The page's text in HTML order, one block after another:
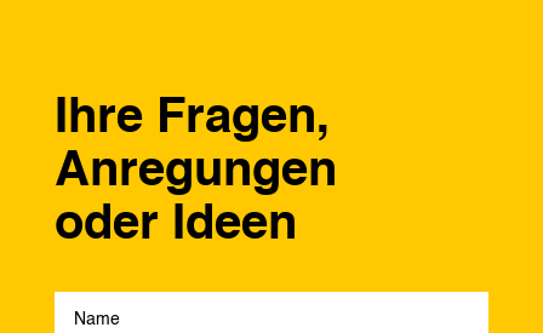
Ihre Fragen,
Anregungen
oder Ideen